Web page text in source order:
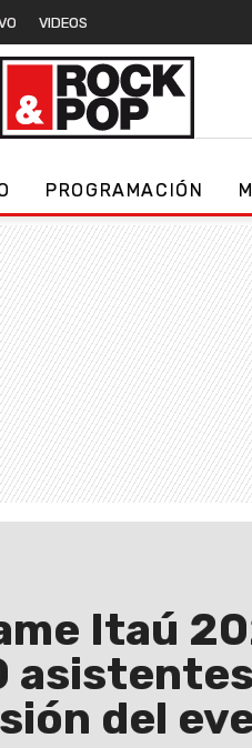
VIDEOS
PROGRAMACIÓN
Itaú
del